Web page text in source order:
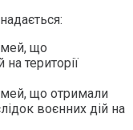
що
території
що отримали
воєнних дій на